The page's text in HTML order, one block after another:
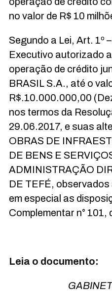
no valor de R$ 10
Segundo a Lei, Art. 1º
Executivo autorizado
operação de crédito
BRASIL S.A., até o
R$.10.000.000,00
nos termos da
29.06.2017, e suas
OBRAS DE
DE BENS E
ADMINISTRAÇÃO
DE TEFÉ,
em especial as
Complementar n° 101,
Leia o documento: